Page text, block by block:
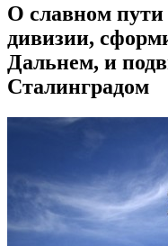
О славном пути
дивизии,
Дальнем, и
Сталинградом